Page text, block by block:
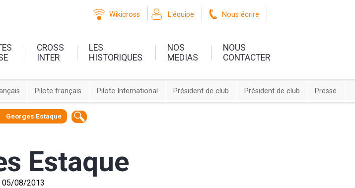
Wikicross L'équipe Nous écrire
CROSS
INTER
LES
HISTORIQUES
NOS
MEDIAS
NOUS
CONTACTER
Pilote français Pilote International Président de club Président de club Presse
Georges Estaque
Estaque
05/08/2013